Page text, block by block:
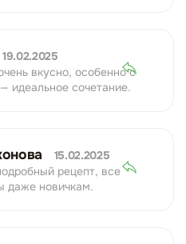
19.02.2025
вкусно, особенно с
идеальное сочетание.
15.02.2025
рецепт, все
даже новичкам.